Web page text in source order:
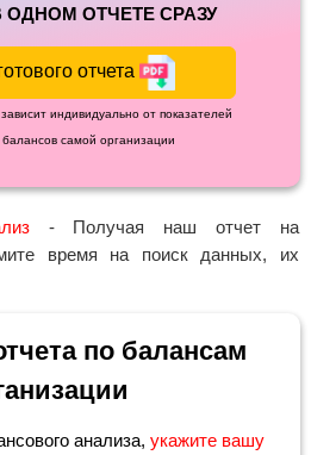
ОТЧЕТЕ СРАЗУ
отчета
индивидуально от показателей
балансов самой организации
- Получая наш отчет на
время на поиск данных, их
по балансам
анализа, укажите вашу